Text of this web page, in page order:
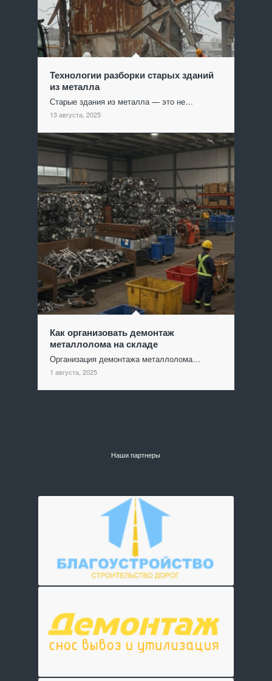
Технологии разборки старых зданий
из металла
Старые здания из металла — это не…
13 августа, 2025
Как организовать демонтаж
металлолома на складе
Организация демонтажа металлолома…
1 августа, 2025
Наши партнеры